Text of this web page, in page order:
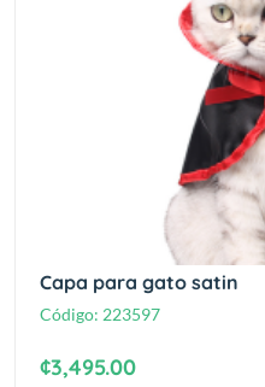
Capa para gato satin
Código: 223597
¢3,495.00